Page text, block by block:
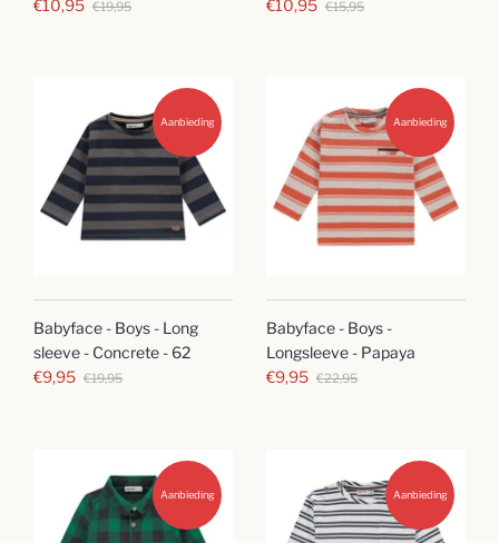
€10,95 €19,95 €10,95 €15,95
Aanbieding
Babyface - Boys - Long
sleeve - Concrete - 62
€9,95 €19,95
Aanbieding
Babyface - Boys -
Longsleeve - Papaya
€9,95 €22,95
Aanbieding Aanbieding